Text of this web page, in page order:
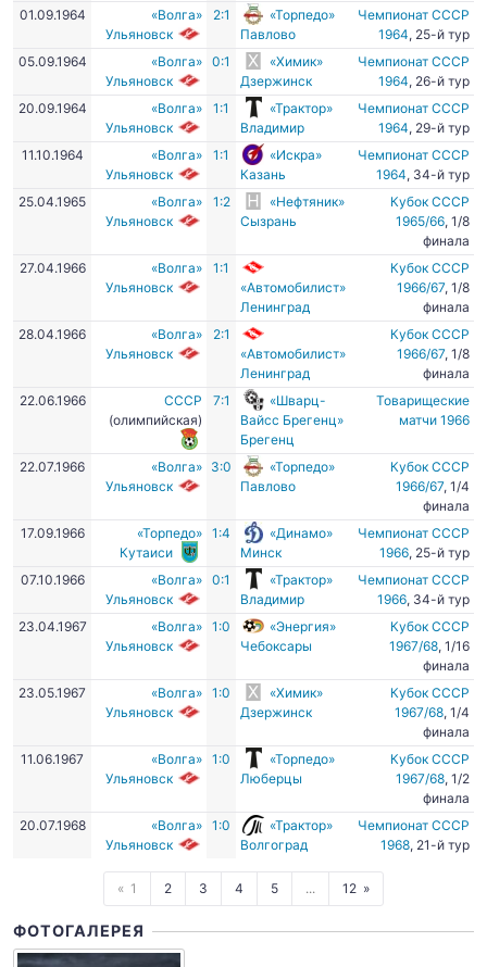
01.09.1964
«Волга»
Ульяновск
2:1
«Торпедо»
Павлово
Чемпионат СССР
1964, 25-й тур
05.09.1964
«Волга»
Ульяновск
0:1
«Химик»
Дзержинск
Чемпионат СССР
1964, 26-й тур
20.09.1964
«Волга»
Ульяновск
1:1
«Трактор»
Владимир
Чемпионат СССР
1964, 29-й тур
11.10.1964
«Волга»
Ульяновск
1:1
«Искра»
Казань
Чемпионат СССР
1964, 34-й тур
25.04.1965
«Волга»
Ульяновск
1:2
«Нефтяник»
Сызрань
Кубок СССР
1965/66, 1/8
финала
27.04.1966
«Волга»
Ульяновск
1:1
«Автомобилист»
Ленинград
Кубок СССР
1966/67, 1/8
финала
28.04.1966
«Волга»
Ульяновск
2:1
«Автомобилист»
Ленинград
Кубок СССР
1966/67, 1/8
финала
22.06.1966
СССР
(олимпийская)
7:1
«Шварц-
Вайсс Брегенц»
Брегенц
Товарищеские
матчи 1966
22.07.1966
«Волга»
Ульяновск
3:0
«Торпедо»
Павлово
Кубок СССР
1966/67, 1/4
финала
17.09.1966
«Торпедо»
Кутаиси
1:4
«Динамо»
Минск
Чемпионат СССР
1966, 25-й тур
07.10.1966
«Волга»
Ульяновск
0:1
«Трактор»
Владимир
Чемпионат СССР
1966, 34-й тур
23.04.1967
«Волга»
Ульяновск
1:0
«Энергия»
Чебоксары
Кубок СССР
1967/68, 1/16
финала
23.05.1967
«Волга»
Ульяновск
1:0
«Химик»
Дзержинск
Кубок СССР
1967/68, 1/4
финала
11.06.1967
«Волга»
Ульяновск
1:0
«Торпедо»
Люберцы
Кубок СССР
1967/68, 1/2
финала
20.07.1968
«Волга»
Ульяновск
1:0
«Трактор»
Волгоград
Чемпионат СССР
1968, 21-й тур
1 2 3 4 5 ... 12
ФОТОГАЛЕРЕЯ